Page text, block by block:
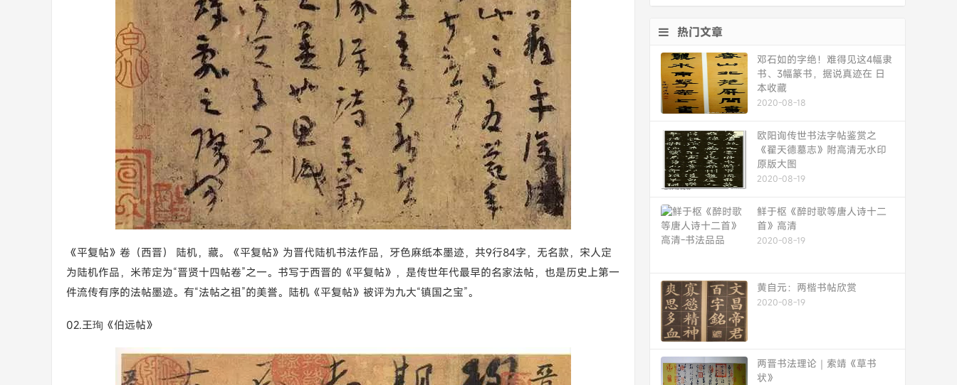
《平复帖》卷（西晋） 陆机，藏。《平复帖》为晋代陆机书法作品，牙色麻纸本墨迹，共9行84字，无名款，宋人定
为陆机作品，米芾定为“晋贤十四帖卷”之一。书写于西晋的《平复帖》，是传世年代最早的名家法帖，也是历史上第一
件流传有序的法帖墨迹。有“法帖之祖”的美誉。陆机《平复帖》被评为九大“镇国之宝”。
02.王珣《伯远帖》
热门文章
邓石如的字绝！难得见这4幅隶
书、3幅篆书，据说真迹在 日
本收藏
2020-08-18
欧阳询传世书法字帖鉴赏之
《翟天德墓志》附高清无水印
原版大图
2020-08-19
鲜于枢《醉时歌等唐人诗十二
首》高清
2020-08-19
黄自元：两楷书帖欣赏
2020-08-19
两晋书法理论｜索靖《草书
状》